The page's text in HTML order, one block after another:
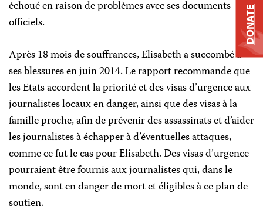
échoué en raison de problèmes avec ses documents
officiels.
Après 18 mois de souffrances, Elisabeth a succombé à
ses blessures en juin 2014. Le rapport recommande que
les Etats accordent la priorité et des visas d’urgence aux
journalistes locaux en danger, ainsi que des visas à la
famille proche, afin de prévenir des assassinats et d’aider
les journalistes à échapper à d’éventuelles attaques,
comme ce fut le cas pour Elisabeth. Des visas d’urgence
pourraient être fournis aux journalistes qui, dans le
monde, sont en danger de mort et éligibles à ce plan de
soutien.
DONATE